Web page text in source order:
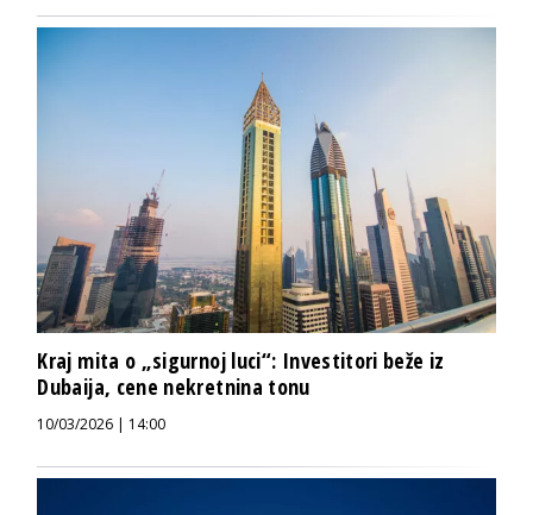
Kraj mita o „sigurnoj luci“: Investitori beže iz
Dubaija, cene nekretnina tonu
10/03/2026 | 14:00